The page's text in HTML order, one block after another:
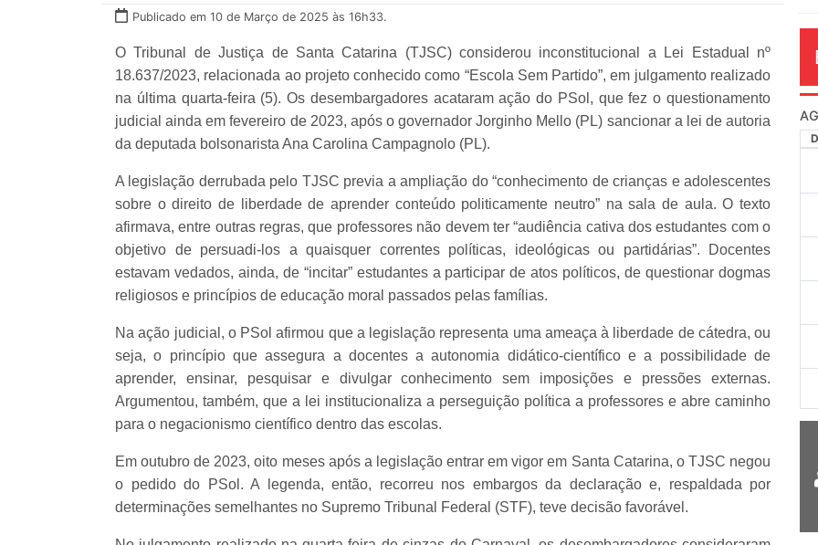
Publicado em 10 de Março de 2025 às 16h33.
O Tribunal de Justiça de Santa Catarina (TJSC) considerou inconstitucional a Lei Estadual nº
18.637/2023, relacionada ao projeto conhecido como “Escola Sem Partido”, em julgamento realizado
na última quarta-feira (5). Os desembargadores acataram ação do PSol, que fez o questionamento
judicial ainda em fevereiro de 2023, após o governador Jorginho Mello (PL) sancionar a lei de autoria
da deputada bolsonarista Ana Carolina Campagnolo (PL).
A legislação derrubada pelo TJSC previa a ampliação do “conhecimento de crianças e adolescentes
sobre o direito de liberdade de aprender conteúdo politicamente neutro” na sala de aula. O texto
afirmava, entre outras regras, que professores não devem ter “audiência cativa dos estudantes com o
objetivo de persuadi-los a quaisquer correntes políticas, ideológicas ou partidárias”. Docentes
estavam vedados, ainda, de “incitar” estudantes a participar de atos políticos, de questionar dogmas
religiosos e princípios de educação moral passados pelas famílias.
Na ação judicial, o PSol afirmou que a legislação representa uma ameaça à liberdade de cátedra, ou
seja, o princípio que assegura a docentes a autonomia didático-científico e a possibilidade de
aprender, ensinar, pesquisar e divulgar conhecimento sem imposições e pressões externas.
Argumentou, também, que a lei institucionaliza a perseguição política a professores e abre caminho
para o negacionismo científico dentro das escolas.
Em outubro de 2023, oito meses após a legislação entrar em vigor em Santa Catarina, o TJSC negou
o pedido do PSol. A legenda, então, recorreu nos embargos da declaração e, respaldada por
determinações semelhantes no Supremo Tribunal Federal (STF), teve decisão favorável.